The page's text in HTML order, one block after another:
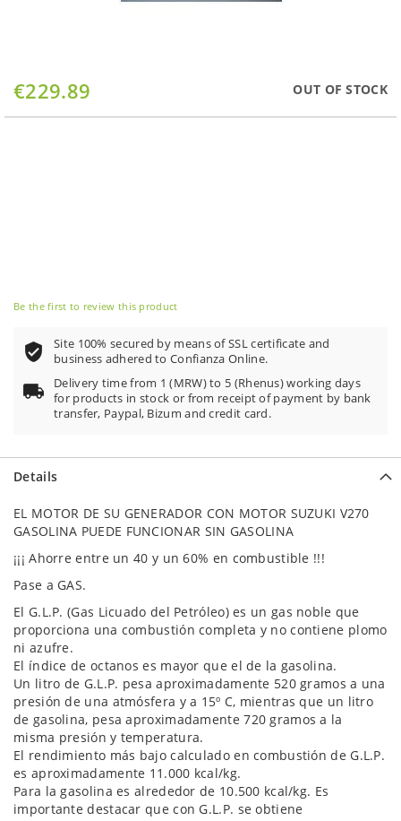
€229.89 OUT OF STOCK
Skip
to
the
Be the first to review this product
Site 100% secured by means of SSL certificate and
business adhered to Confianza Online.
Delivery time from 1 (MRW) to 5 (Rhenus) working days
for products in stock or from receipt of payment by bank
transfer, Paypal, Bizum and credit card.
Details
EL MOTOR DE SU GENERADOR CON MOTOR SUZUKI V270
GASOLINA PUEDE FUNCIONAR SIN GASOLINA
¡¡¡ Ahorre entre un 40 y un 60% en combustible !!!
Pase a GAS.
El G.L.P. (Gas Licuado del Petróleo) es un gas noble que
proporciona una combustión completa y no contiene plomo
ni azufre.
El índice de octanos es mayor que el de la gasolina.
Un litro de G.L.P. pesa aproximadamente 520 gramos a una
presión de una atmósfera y a 15º C, mientras que un litro
de gasolina, pesa aproximadamente 720 gramos a la
misma presión y temperatura.
El rendimiento más bajo calculado en combustión de G.L.P.
es aproximadamente 11.000 kcal/kg.
Para la gasolina es alrededor de 10.500 kcal/kg. Es
importante destacar que con G.L.P. se obtiene